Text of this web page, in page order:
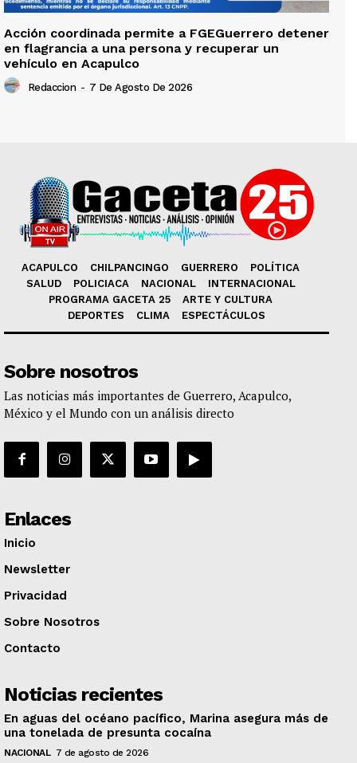
Acción coordinada permite a FGEGuerrero detener
en flagrancia a una persona y recuperar un
vehículo en Acapulco
Redaccion - 7 De Agosto De 2026
ACAPULCO CHILPANCINGO GUERRERO
POLÍTICA
SALUD
POLICIACA NACIONAL
INTERNACIONAL
PROGRAMA GACETA 25
ARTE Y CULTURA
DEPORTES
CLIMA ESPECTÁCULOS
Sobre nosotros
Las noticias más importantes de Guerrero, Acapulco,
México y el Mundo con un análisis directo
Enlaces
Inicio
Newsletter
Privacidad
Sobre Nosotros
Contacto
Noticias recientes
En aguas del océano pacífico, Marina asegura más de
una tonelada de presunta cocaína
NACIONAL 7 de agosto de 2026